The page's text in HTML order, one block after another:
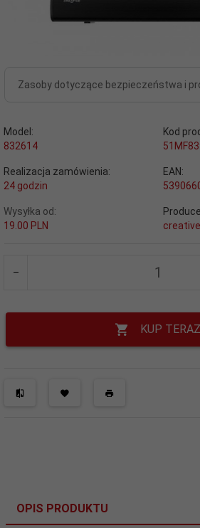
Zasoby dotyczące bezpieczeństwa i
Model:
832614
Kod
Realizacja zamówienia:
24 godzin
EAN:
Wysyłka od:
19.00 PLN
KUP
OPIS PRODUKTU